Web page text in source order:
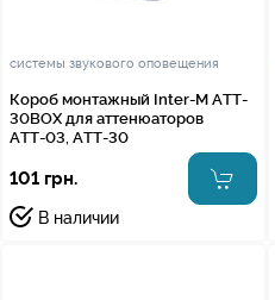
системы звукового оповещения
Короб монтажный Inter-M ATT-
30BOX для аттенюаторов
АТТ-03, АТТ-30
101 грн.
В наличии